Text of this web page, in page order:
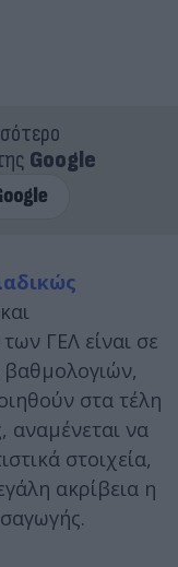
Google
ΓΕΛ είναι σε
στα τέλη
αναμένεται να
στοιχεία,
ακρίβεια η